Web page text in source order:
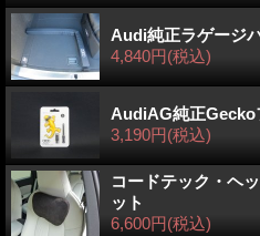
Audi純正ラゲージ
4,840円(税込)
AudiAG純正Gecko
3,190円(税込)
コードテック・ヘ
ット
6,600円(税込)